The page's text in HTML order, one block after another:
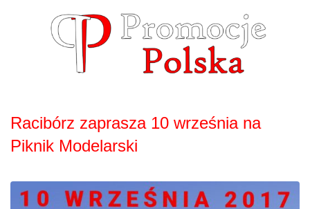
Racibórz zaprasza 10 września na
Piknik Modelarski